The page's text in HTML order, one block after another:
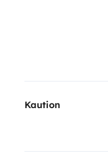
provisoire de votre
> Conducteur âgé
> il est interdit de
Kaution